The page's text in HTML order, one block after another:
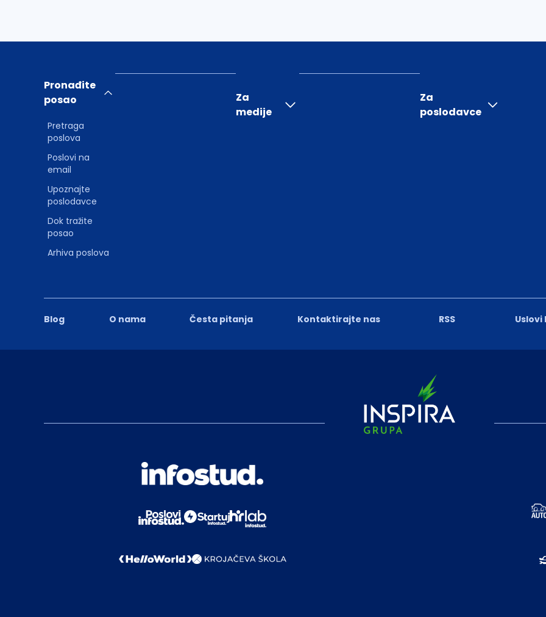
Blog O nama Česta pitanja Kontaktirajte nas RSS
Pronađite
posao
Pretraga
poslova
Poslovi na
email
Upoznajte
poslodavce
Dok tražite
posao
Arhiva poslova
Za
medije
Za
poslodavce